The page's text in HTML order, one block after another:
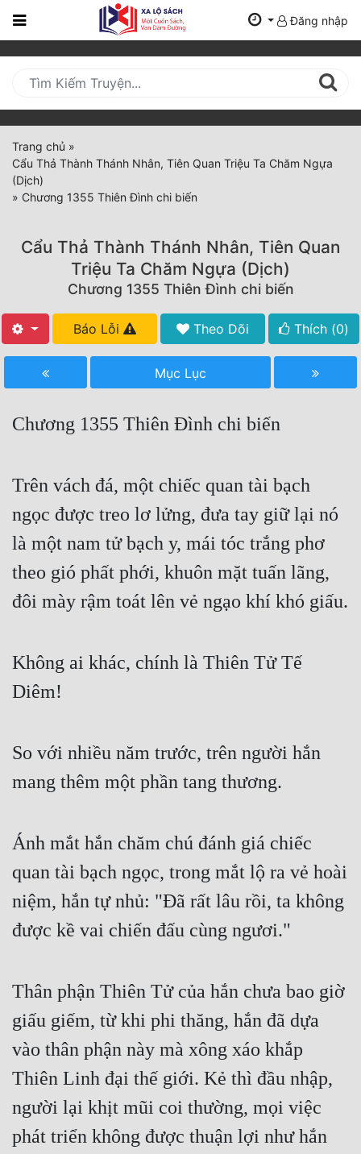
Trang
Mới
Cập
Nhật
(current)
BXH
Truyện Mới Ra
Hoàn Thành
Free
Hậu Cung
Truyện Dịch
Truyện Nhập Môn
Truyện ngắn
Xa Lộ Dịch
Cạnh Kỹ
Cổ Tiên Hiệp
Dị Giới
Gia Đấu
Góc Nhìn Nam
Huyền Huyễn
Huyền Nghi
Huyền Ảo
Hài Hước
Hệ Thống
Đăng nhập
Trang chủ »
Cẩu Thả Thành Thánh Nhân, Tiên Quan Triệu Ta Chăm Ngựa
(Dịch)
» Chương 1355 Thiên Đình chi biến
Cẩu Thả Thành Thánh Nhân, Tiên Quan
Triệu Ta Chăm Ngựa (Dịch)
Chương 1355 Thiên Đình chi biến
Báo Lỗi Theo Dõi Thích (0)
Mục Lục
Chương 1355 Thiên Đình chi biến
Trên vách đá, một chiếc quan tài bạch
ngọc được treo lơ lửng, đưa tay giữ lại nó
là một nam tử bạch y, mái tóc trắng phơ
theo gió phất phới, khuôn mặt tuấn lãng,
đôi mày rậm toát lên vẻ ngạo khí khó giấu.
Không ai khác, chính là Thiên Tử Tế
Diêm!
So với nhiều năm trước, trên người hắn
mang thêm một phần tang thương.
Ánh mắt hắn chăm chú đánh giá chiếc
quan tài bạch ngọc, trong mắt lộ ra vẻ hoài
niệm, hắn tự nhủ: "Đã rất lâu rồi, ta không
được kề vai chiến đấu cùng ngươi."
Thân phận Thiên Tử của hắn chưa bao giờ
giấu giếm, từ khi phi thăng, hắn đã dựa
vào thân phận này mà xông xáo khắp
Thiên Linh đại thế giới. Kẻ thì đầu nhập,
người lại khịt mũi coi thường, mọi việc
phát triển không được thuận lợi như hắn